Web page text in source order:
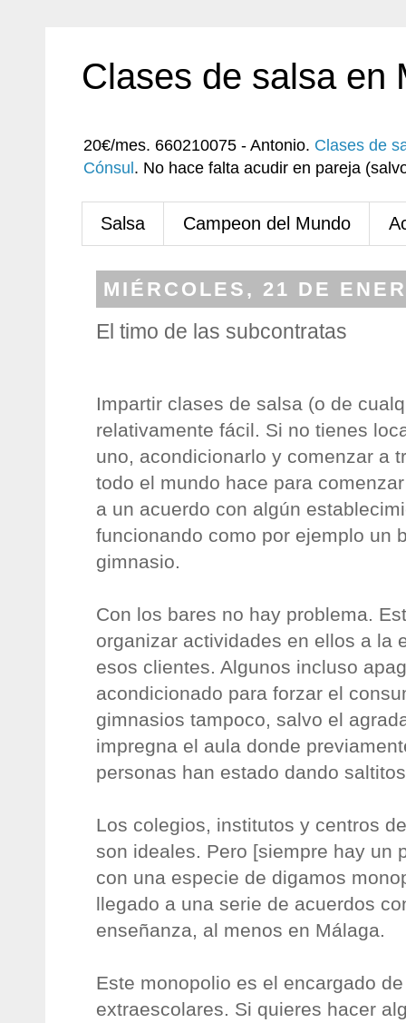
Clases de salsa en
20€/mes. 660210075 - Antonio. Clases de
Cónsul . No hace falta acudir en pareja
Salsa Campeon del Mundo
MIÉRCOLES, 21 DE
El timo de las subcontratas
Impartir clases de salsa (o de
relativamente fácil. Si no tienes
uno, acondicionarlo y comenzar a
todo el mundo hace para
a un acuerdo con algún
funcionando como por ejemplo un
gimnasio.
Con los bares no hay problema.
organizar actividades en ellos a la
esos clientes. Algunos incluso
acondicionado para forzar el
gimnasios tampoco, salvo el
impregna el aula donde
personas han estado dando
Los colegios, institutos y centros
son ideales. Pero [siempre hay un
con una especie de digamos
llegado a una serie de acuerdos
enseñanza, al menos en Málaga.
Este monopolio es el encargado
extraescolares. Si quieres hacer